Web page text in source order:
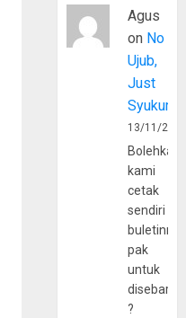
Agus
on No
Ujub,
Just
Syukur
13/11/
Bolehkah
kami
cetak
sendiri
pak
untuk
?